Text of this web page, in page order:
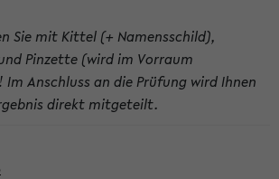
Sie mit Kittel (+ Namensschild),
Pinzette (wird im Vorraum
Anschluss an die Prüfung wird Ihnen
direkt mitgeteilt.